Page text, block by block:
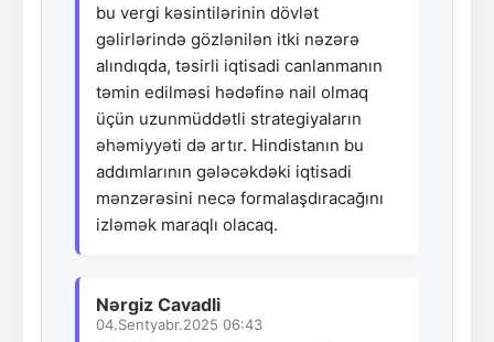
bu vergi kəsintilərinin dövlət
gəlirlərində gözlənilən itki nəzərə
alındıqda, təsirli iqtisadi canlanmanın
təmin edilməsi hədəfinə nail olmaq
üçün uzunmüddətli strategiyaların
əhəmiyyəti də artır. Hindistanın bu
addımlarının gələcəkdəki iqtisadi
mənzərəsini necə formalaşdıracağını
izləmək maraqlı olacaq.
Nərgiz Cavadli
04.Sentyabr.2025 06:43